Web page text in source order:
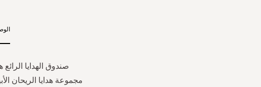
صندوق الهدايا
مجموعة هدايا الريحان